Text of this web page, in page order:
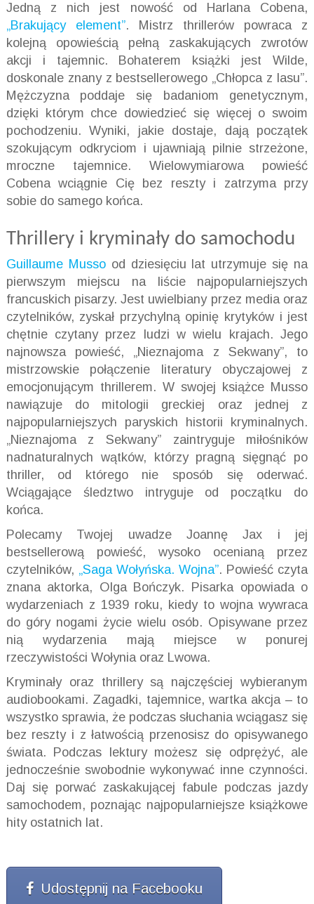
Jedną z nich jest nowość od Harlana Cobena,
„Brakujący element”. Mistrz thrillerów powraca z
kolejną opowieścią pełną zaskakujących zwrotów
akcji i tajemnic. Bohaterem książki jest Wilde,
doskonale znany z bestsellerowego „Chłopca z lasu”.
Mężczyzna poddaje się badaniom genetycznym,
dzięki którym chce dowiedzieć się więcej o swoim
pochodzeniu. Wyniki, jakie dostaje, dają początek
szokującym odkryciom i ujawniają pilnie strzeżone,
mroczne tajemnice. Wielowymiarowa powieść
Cobena wciągnie Cię bez reszty i zatrzyma przy
sobie do samego końca.
Thrillery i kryminały do samochodu
Guillaume Mussood dziesięciu lat utrzymuje się na
pierwszym miejscu na liście najpopularniejszych
francuskich pisarzy. Jest uwielbiany przez media oraz
czytelników, zyskał przychylną opinię krytyków i jest
chętnie czytany przez ludzi w wielu krajach. Jego
najnowsza powieść, „Nieznajoma z Sekwany”, to
mistrzowskie połączenie literatury obyczajowej z
emocjonującym thrillerem. W swojej książce Musso
nawiązuje do mitologii greckiej oraz jednej z
najpopularniejszych paryskich historii kryminalnych.
„Nieznajoma z Sekwany” zaintryguje miłośników
nadnaturalnych wątków, którzy pragną sięgnąć po
thriller, od którego nie sposób się oderwać.
Wciągające śledztwo intryguje od początku do
końca.
Polecamy Twojej uwadze Joannę Jax i jej
bestsellerową powieść, wysoko ocenianą przez
czytelników, „Saga Wołyńska. Wojna”. Powieść czyta
znana aktorka, Olga Bończyk. Pisarka opowiada o
wydarzeniach z 1939 roku, kiedy to wojna wywraca
do góry nogami życie wielu osób. Opisywane przez
nią wydarzenia mają miejsce w ponurej
rzeczywistości Wołynia oraz Lwowa.
Kryminały oraz thrillery są najczęściej wybieranym
audiobookami. Zagadki, tajemnice, wartka akcja – to
wszystko sprawia, że podczas słuchania wciągasz się
bez reszty i z łatwością przenosisz do opisywanego
świata. Podczas lektury możesz się odprężyć, ale
jednocześnie swobodnie wykonywać inne czynności.
Daj się porwać zaskakującej fabule podczas jazdy
samochodem, poznając najpopularniejsze książkowe
hity ostatnich lat.
Udostępnij na Facebooku